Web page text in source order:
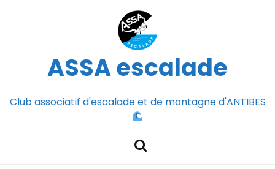
ASSA escalade
Club associatif d'escalade et de montagne d'ANTIBES